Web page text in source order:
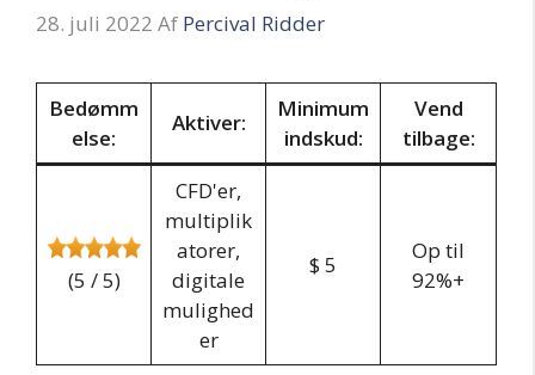
28. juli 2022 Af Percival Ridder
Bedømm
else:
Aktiver:
Minimum
indskud:
Vend
tilbage:
(5 / 5)
CFD'er,
multiplik
atorer,
digitale
mulighed
er
$ 5
Op til
92%+